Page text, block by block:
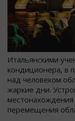
Итальянскими
кондиционера, в
над человеком
жаркие дни.
местонахождения
перемещения